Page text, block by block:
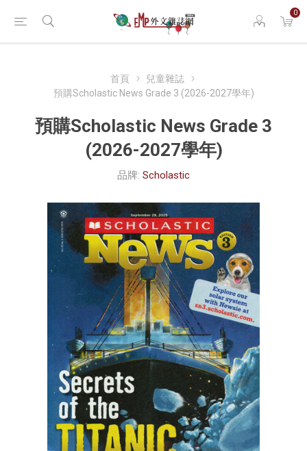
0
首頁
兒童雜誌
預購Scholastic News Grade 3 (2026-2027學年)
預購Scholastic News Grade 3
(2026-2027學年)
品牌: Scholastic